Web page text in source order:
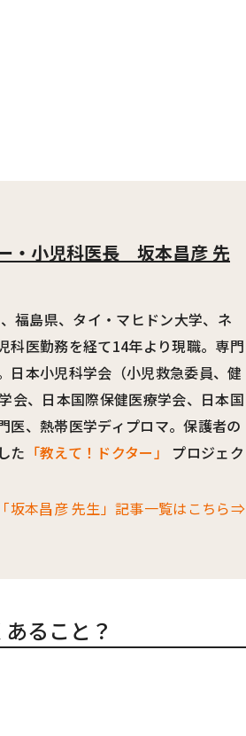
・小児科医長 坂本昌彦 先
福島県、タイ・マヒドン大学、ネ
科医勤務を経て14年より現職。専門
日本小児科学会（小児救急委員、健
会、日本国際保健医療学会、日本国
医、熱帯医学ディプロマ。保護者の
た 「教えて！ドクター」
プロジェク
「坂本昌彦 先生」記事一覧はこちら⇒
ること？